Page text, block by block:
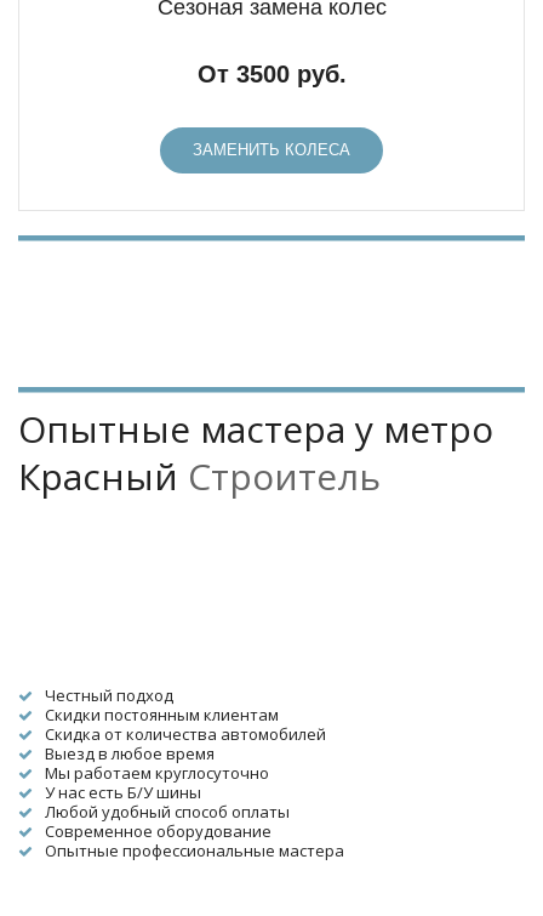
Сезоная замена колес
От 3500 руб.
ЗАМЕНИТЬ КОЛЕСА
Опытные мастера у метро
Красный Строитель
Честный подход
Скидки постоянным клиентам
Скидка от количества автомобилей
Выезд в любое время
Мы работаем круглосуточно
У нас есть Б/У шины
Любой удобный способ оплаты
Современное оборудование
Опытные профессиональные мастера